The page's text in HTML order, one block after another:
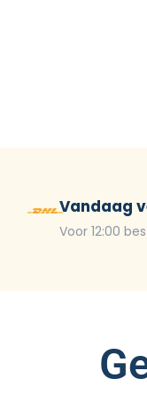
Vandaag
Voor 12:00